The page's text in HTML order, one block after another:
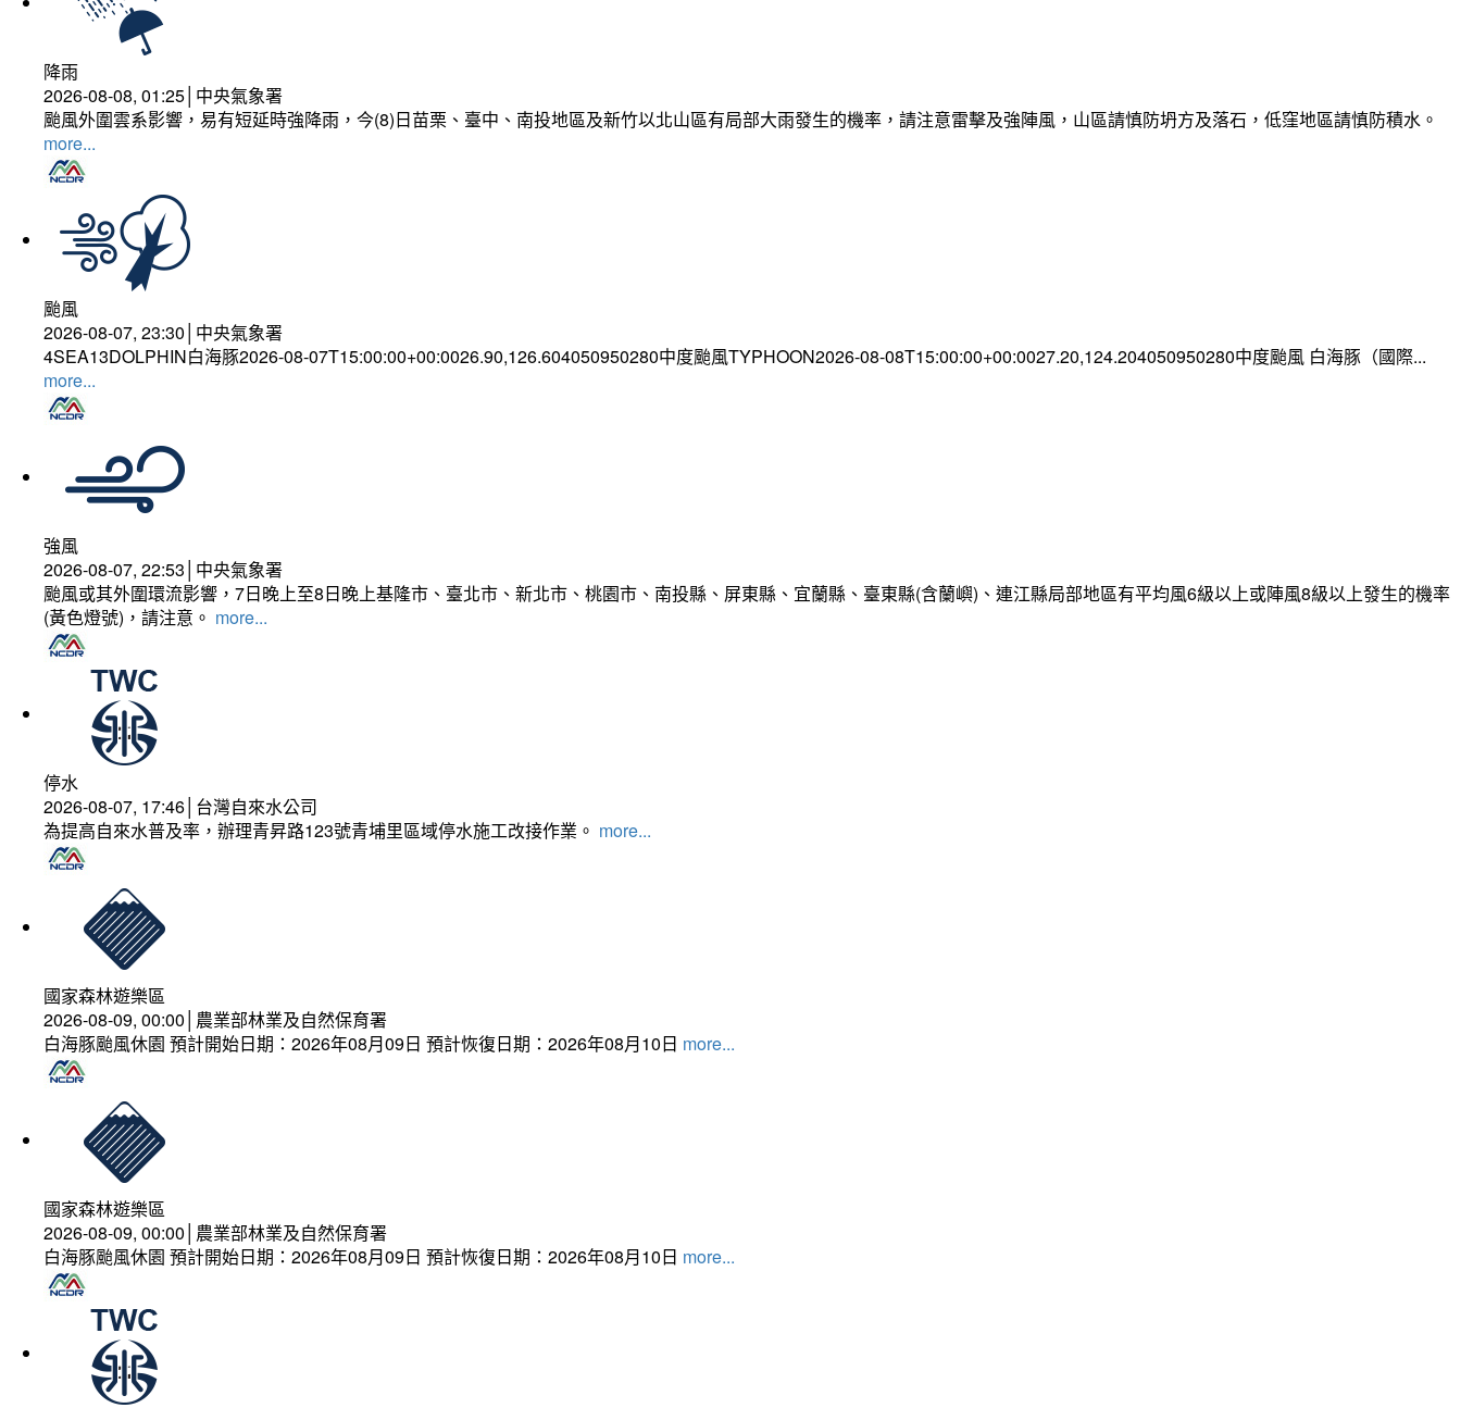
降雨
2026-08-08, 01:25│中央氣象署
颱風外圍雲系影響，易有短延時強降雨，今(8)日苗栗、臺中、南投地區及新竹以北山區有局部大雨發生的機率，請注意雷擊及強陣風，山區請慎防坍方及落石，低窪地區請慎防積水。
more...
颱風
2026-08-07, 23:30│中央氣象署
4SEA13DOLPHIN白海豚2026-08-07T15:00:00+00:0026.90,126.604050950280中度颱風TYPHOON2026-08-08T15:00:00+00:0027.20,124.204050950280中度颱風 白海豚（國際...
more...
強風
2026-08-07, 22:53│中央氣象署
颱風或其外圍環流影響，7日晚上至8日晚上基隆市、臺北市、新北市、桃園市、南投縣、屏東縣、宜蘭縣、臺東縣(含蘭嶼)、連江縣局部地區有平均風6級以上或陣風8級以上發生的機率
(黃色燈號)，請注意。 more...
停水
2026-08-07, 17:46│台灣自來水公司
為提高自來水普及率，辦理青昇路123號青埔里區域停水施工改接作業。 more...
國家森林遊樂區
2026-08-09, 00:00│農業部林業及自然保育署
白海豚颱風休園 預計開始日期：2026年08月09日 預計恢復日期：2026年08月10日 more...
國家森林遊樂區
2026-08-09, 00:00│農業部林業及自然保育署
白海豚颱風休園 預計開始日期：2026年08月09日 預計恢復日期：2026年08月10日 more...